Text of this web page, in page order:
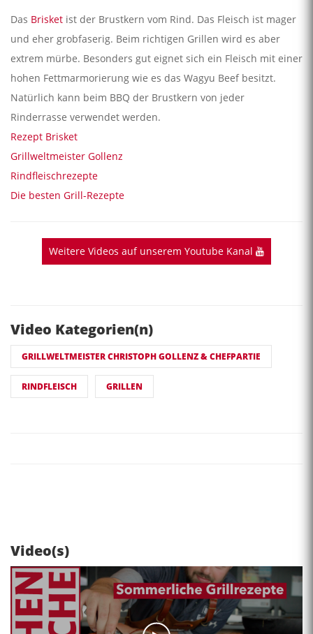
Das Brisket ist der Brustkern vom Rind. Das Fleisch ist mager
und eher grobfaserig. Beim richtigen Grillen wird es aber
extrem mürbe. Besonders gut eignet sich ein Fleisch mit einer
hohen Fettmarmorierung wie es das Wagyu Beef besitzt.
Natürlich kann beim BBQ der Brustkern von jeder
Rinderrasse verwendet werden.
Rezept Brisket
Grillweltmeister Gollenz
Rindfleischrezepte
Die besten Grill-Rezepte
Weitere Videos auf unserem Youtube Kanal
Video Kategorien(n)
GRILLWELTMEISTER CHRISTOPH GOLLENZ & CHEFPARTIE
RINDFLEISCH GRILLEN
Video(s)